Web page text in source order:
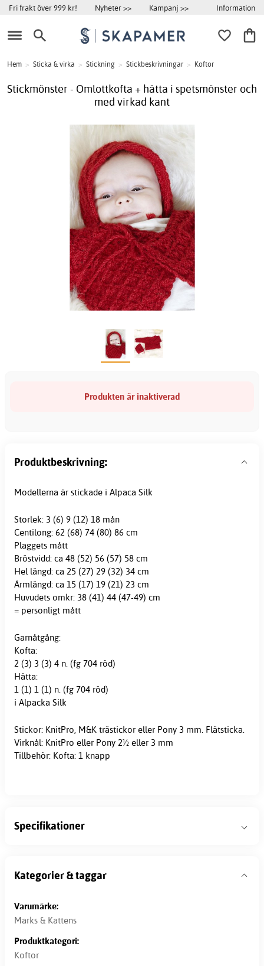
Fri frakt över 999 kr! Nyheter >> Kampanj >> Information
Hem > Sticka & virka > Stickning > Stickbeskrivningar > Koftor
Stickmönster - Omlottkofta + hätta i spetsmönster och
med virkad kant
Produkten är inaktiverad
Produktbeskrivning:
Modellerna är stickade i Alpaca Silk
Storlek: 3 (6) 9 (12) 18 mån
Centilong: 62 (68) 74 (80) 86 cm
Plaggets mått
Bröstvidd: ca 48 (52) 56 (57) 58 cm
Hel längd: ca 25 (27) 29 (32) 34 cm
Ärmlängd: ca 15 (17) 19 (21) 23 cm
Huvudets omkr: 38 (41) 44 (47-49) cm
= personligt mått
Garnåtgång:
Kofta:
2 (3) 3 (3) 4 n. (fg 704 röd)
Hätta:
1 (1) 1 (1) n. (fg 704 röd)
i Alpacka Silk
Stickor: KnitPro, M&K trästickor eller Pony 3 mm. Flätsticka.
Virknål: KnitPro eller Pony 2½ eller 3 mm
Tillbehör: Kofta: 1 knapp
Specifikationer
Kategorier & taggar
Varumärke:
Marks & Kattens
Produktkategori:
Koftor